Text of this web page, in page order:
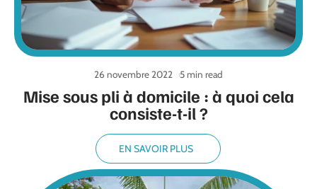
Mise sous pli à domicile : à quoi cela
consiste-t-il ?
26 novembre 2022 5 min read
EN SAVOIR PLUS